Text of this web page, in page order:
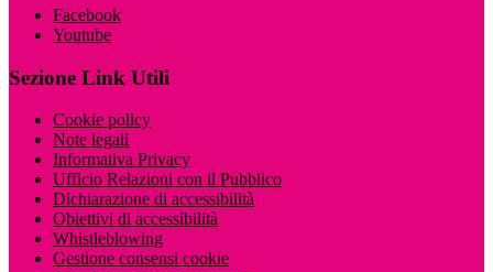
Facebook
Youtube
Sezione Link Utili
Cookie policy
Note legali
Informativa Privacy
Ufficio Relazioni con il Pubblico
Dichiarazione di accessibilità
Obiettivi di accessibilità
Whistleblowing
Gestione consensi cookie